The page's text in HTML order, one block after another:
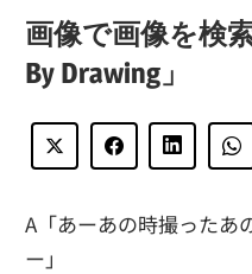
画像で画像を検
By Drawing」
A「あーあの時撮ったあ
ー」